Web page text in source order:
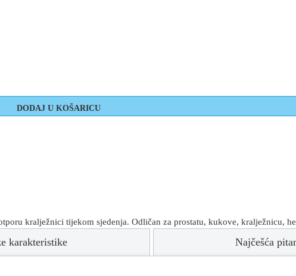
kralježnici tijekom sjedenja. Odličan za prostatu, kukove, kralježnicu,
karakteristike Najčešća